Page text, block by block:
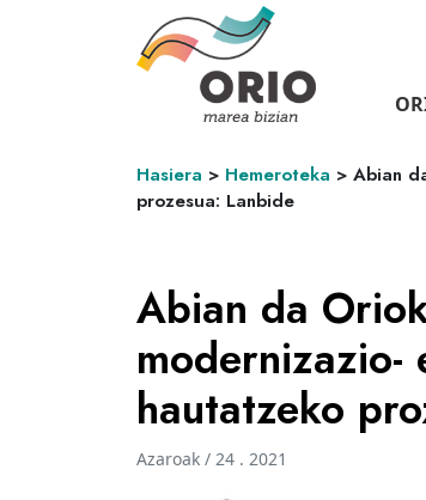
Hasiera > Hemeroteka > Abian
prozesua: Lanbide
Abian da
hautatzeko
Azaroak / 24 . 2021